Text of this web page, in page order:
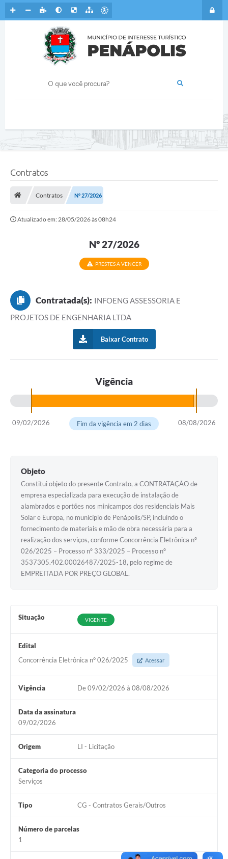
Contratos
Contratos Nº 27/2026
Atualizado em: 28/05/2026 às 08h24
Nº 27/2026
PRESTES A VENCER
Contratada(s): INFOENG ASSESSORIA E
PROJETOS DE ENGENHARIA LTDA
Baixar Contrato
Vigência
09/02/2026 08/08/2026
Fim da vigência em 2 dias
Objeto
Constitui objeto do presente Contrato, a CONTRATAÇÃO de
empresa especializada para execução de instalação de
alambrados e portões nos minicampos dos residenciais Mais
Solar e Europa, no município de Penápolis/SP, incluindo o
fornecimento de materiais e mão de obra necessária para a
realização dos serviços, conforme Concorrência Eletrônica nº
026/2025 – Processo nº 333/2025 – Processo nº
3537305.402.00026487/2025-18, pelo regime de
EMPREITADA POR PREÇO GLOBAL.
Situação VIGENTE
Edital
Concorrência Eletrônica n° 026/2025
Acessar
Vigência De 09/02/2026 à 08/08/2026
Data da assinatura
09/02/2026
Origem LI - Licitação
Categoria do processo
Serviços
Tipo CG - Contratos Gerais/Outros
Número de parcelas
1